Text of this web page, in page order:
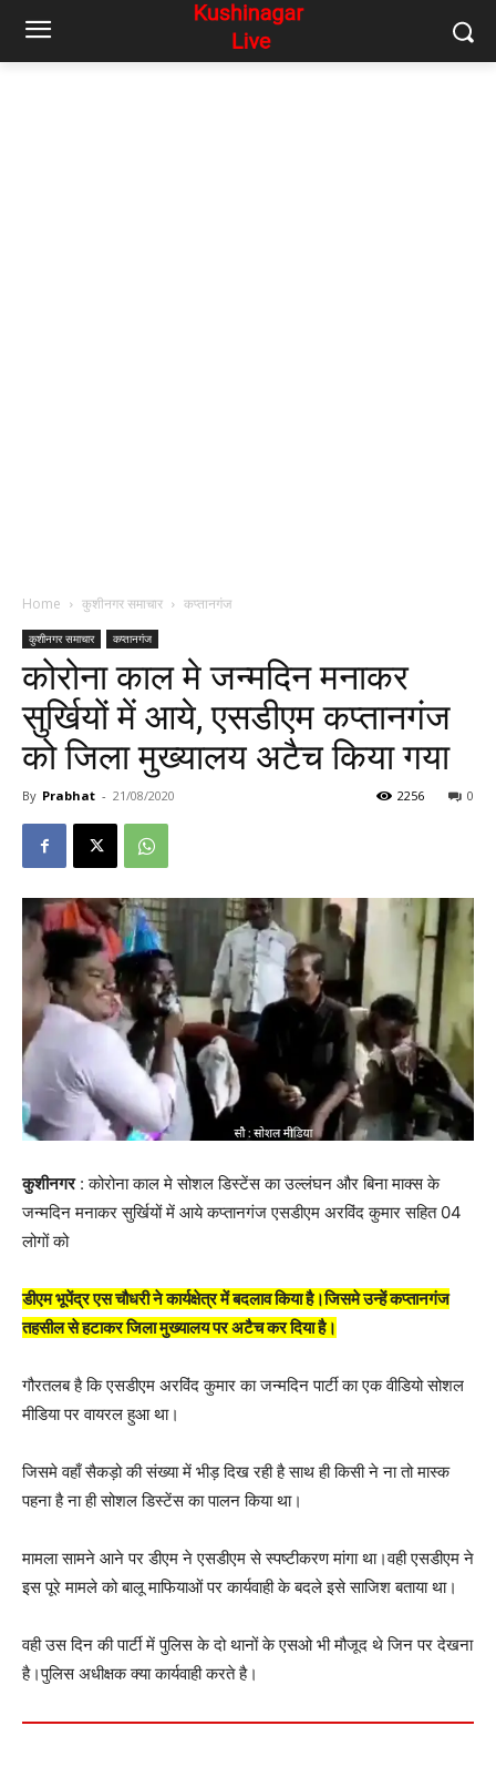
Home कुशीनगर समाचार कप्तानगंज
कुशीनगर समाचार कप्तानगंज
कोरोना काल मे जन्मदिन मनाकर
सुर्खियों में आये, एसडीएम कप्तानगंज
को जिला मुख्यालय अटैच किया गया
By Prabhat - 21/08/2020 0
2256
कुशीनगर: कोरोना काल मे सोशल डिस्टेंस का उल्लंघन और बिना माक्स के
जन्मदिन मनाकर सुर्खियों में आये कप्तानगंज एसडीएम अरविंद कुमार सहित 04
लोगों को
डीएम भूपेंद्र एस चौधरी ने कार्यक्षेत्र में बदलाव किया है।जिसमे उन्हें कप्तानगंज
तहसील से हटाकर जिला मुख्यालय पर अटैच कर दिया है।
गौरतलब है कि एसडीएम अरविंद कुमार का जन्मदिन पार्टी का एक वीडियो सोशल
मीडिया पर वायरल हुआ था।
जिसमे वहाँ सैकड़ो की संख्या में भीड़ दिख रही है साथ ही किसी ने ना तो मास्क
पहना है ना ही सोशल डिस्टेंस का पालन किया था।
मामला सामने आने पर डीएम ने एसडीएम से स्पष्टीकरण मांगा था।वही एसडीएम ने
इस पूरे मामले को बालू माफियाओं पर कार्यवाही के बदले इसे साजिश बताया था।
वही उस दिन की पार्टी में पुलिस के दो थानों के एसओ भी मौजूद थे जिन पर देखना
है।पुलिस अधीक्षक क्या कार्यवाही करते है।